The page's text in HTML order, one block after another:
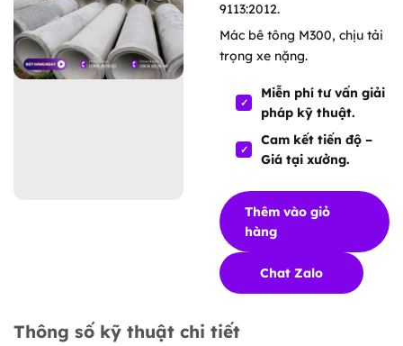
9113:2012.
Mác bê tông M300, chịu tải
trọng xe nặng.
Miễn phí tư vấn giải
pháp kỹ thuật.
Cam kết tiến độ –
Giá tại xưởng.
Thêm vào giỏ
hàng
Chat Zalo
Thông số kỹ thuật chi tiết